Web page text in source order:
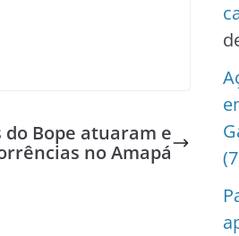
Bope atuaram e
no Amapá